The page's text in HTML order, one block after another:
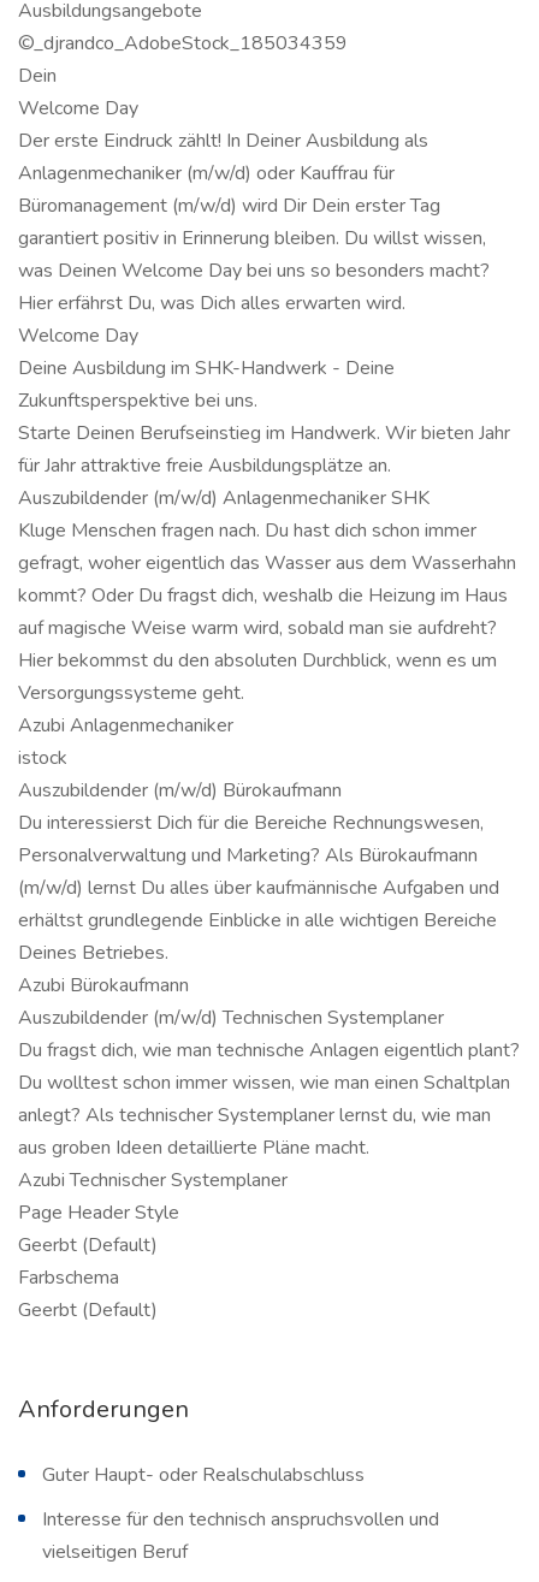
Ausbildungsangebote
©_djrandco_AdobeStock_185034359
Dein
Welcome Day
Der erste Eindruck zählt! In Deiner Ausbildung als
Anlagenmechaniker (m/w/d) oder Kauffrau für
Büromanagement (m/w/d) wird Dir Dein erster Tag
garantiert positiv in Erinnerung bleiben. Du willst wissen,
was Deinen Welcome Day bei uns so besonders macht?
Hier erfährst Du, was Dich alles erwarten wird.
Welcome Day
Deine Ausbildung im SHK-Handwerk - Deine
Zukunftsperspektive bei uns.
Starte Deinen Berufseinstieg im Handwerk. Wir bieten Jahr
für Jahr attraktive freie Ausbildungsplätze an.
Auszubildender (m/w/d) Anlagenmechaniker SHK
Kluge Menschen fragen nach. Du hast dich schon immer
gefragt, woher eigentlich das Wasser aus dem Wasserhahn
kommt? Oder Du fragst dich, weshalb die Heizung im Haus
auf magische Weise warm wird, sobald man sie aufdreht?
Hier bekommst du den absoluten Durchblick, wenn es um
Versorgungssysteme geht.
Azubi Anlagenmechaniker
istock
Auszubildender (m/w/d) Bürokaufmann
Du interessierst Dich für die Bereiche Rechnungswesen,
Personalverwaltung und Marketing? Als Bürokaufmann
(m/w/d) lernst Du alles über kaufmännische Aufgaben und
erhältst grundlegende Einblicke in alle wichtigen Bereiche
Deines Betriebes.
Azubi Bürokaufmann
Auszubildender (m/w/d) Technischen Systemplaner
Du fragst dich, wie man technische Anlagen eigentlich plant?
Du wolltest schon immer wissen, wie man einen Schaltplan
anlegt? Als technischer Systemplaner lernst du, wie man
aus groben Ideen detaillierte Pläne macht.
Azubi Technischer Systemplaner
Page Header Style
Geerbt (Default)
Farbschema
Geerbt (Default)
Anforderungen
Guter Haupt- oder Realschulabschluss
Interesse für den technisch anspruchsvollen und
vielseitigen Beruf